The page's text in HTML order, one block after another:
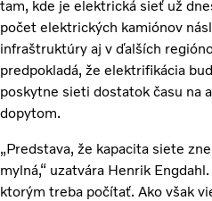
tam, kde je elektrická sieť už
počet elektrických kamiónov
infraštruktúry aj v ďalších
predpokladá, že elektrifikácia
poskytne sieti dostatok času na
dopytom.
„Predstava, že kapacita siete
mylná,“ uzatvára Henrik
ktorým treba počítať. Ako však